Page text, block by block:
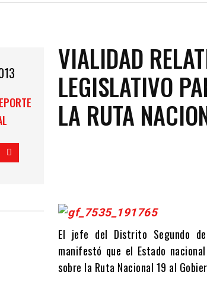
VIALIDAD
LEGISLATIVO
LA RUTA
El jefe del Distrito Segundo
manifestó que el Estado
sobre la Ruta Nacional 19 al